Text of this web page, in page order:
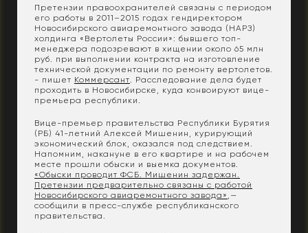
Претензии правоохранителей связаны с периодом
его работы в 2011–2015 годах гендиректором
Новосибирского авиаремонтного завода (НАРЗ)
холдинга «Вертолеты России»: бывшего топ-
менеджера подозревают в хищении около 65 млн
руб. при выполнении контракта на изготовление
технической документации по ремонту вертолетов.
- пишет Коммерсант. Расследование дела будет
проходить в Новосибирске, куда конвоируют вице-
премьера республики.
Вице-премьер правительства Республики Бурятия
(РБ) 41-летний Алексей Мишенин, курирующий
экономический блок, оказался под следствием.
Напомним, накануне в его квартире и на рабочем
месте прошли обыски и выемка документов.
«Обыски проводит ФСБ. Мишенин задержан.
Претензии предварительно связаны с работой
Новосибирского авиаремонтного завода» ,—
сообщили в пресс-службе республиканского
правительства.